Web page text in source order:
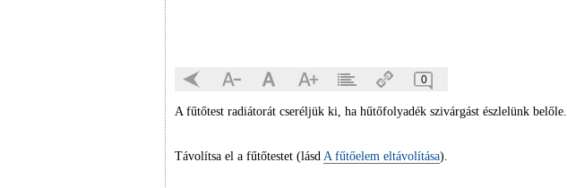
0
A fűtőtest radiátorát cseréljük ki, ha hűtőfolyadék szivárgást észlelünk belőle.
Távolítsa el a fűtőtestet (lásd A fűtőelem eltávolítása).